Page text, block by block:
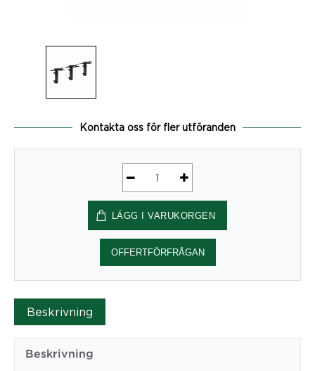
Kontakta oss för fler utföranden
Väggmonterat
Elektriskt
stativ
3-
Pelare
|
LÄGG I VARUKORGEN
OFFERTFÖRFRÅGAN
Beskrivning
Beskrivning